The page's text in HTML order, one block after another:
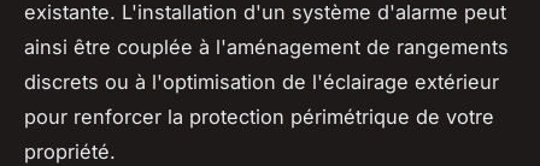
existante. L'installation d'un système d'alarme peut
ainsi être couplée à l'aménagement de rangements
discrets ou à l'optimisation de l'éclairage extérieur
pour renforcer la protection périmétrique de votre
propriété.